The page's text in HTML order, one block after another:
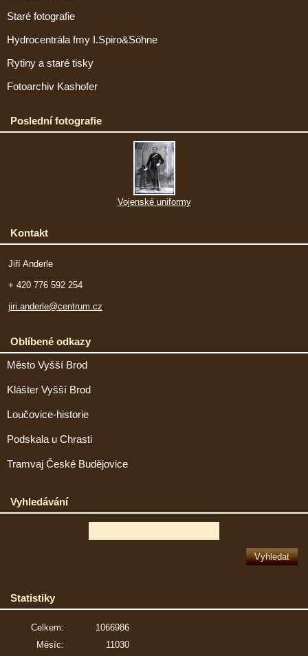
Staré fotografie
Hydrocentrála fmy I.Spiro&Söhne
Rytiny a staré tisky
Fotoarchiv Kashofer
Poslední fotografie
Vojenské uniformy
Kontakt
Jiří Anderle
+ 420 776 592 254
jiri.anderle@centrum.cz
Oblíbené odkazy
Město Vyšší Brod
Klášter Vyšší Brod
Loučovice-historie
Podskala u Chrasti
Tramvaj České Budějovice
Vyhledávání
Statistiky
Celkem:
1066986
Měsíc:
11030